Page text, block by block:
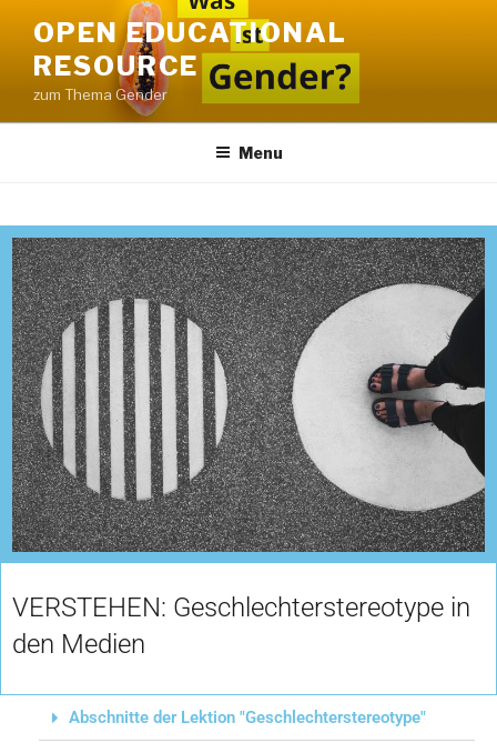
OPEN EDUCATIONAL
RESOURCE
zum Thema Gender
Menu
VERSTEHEN: Geschlechterstereotype in
den Medien
Abschnitte der Lektion "Geschlechterstereotype"